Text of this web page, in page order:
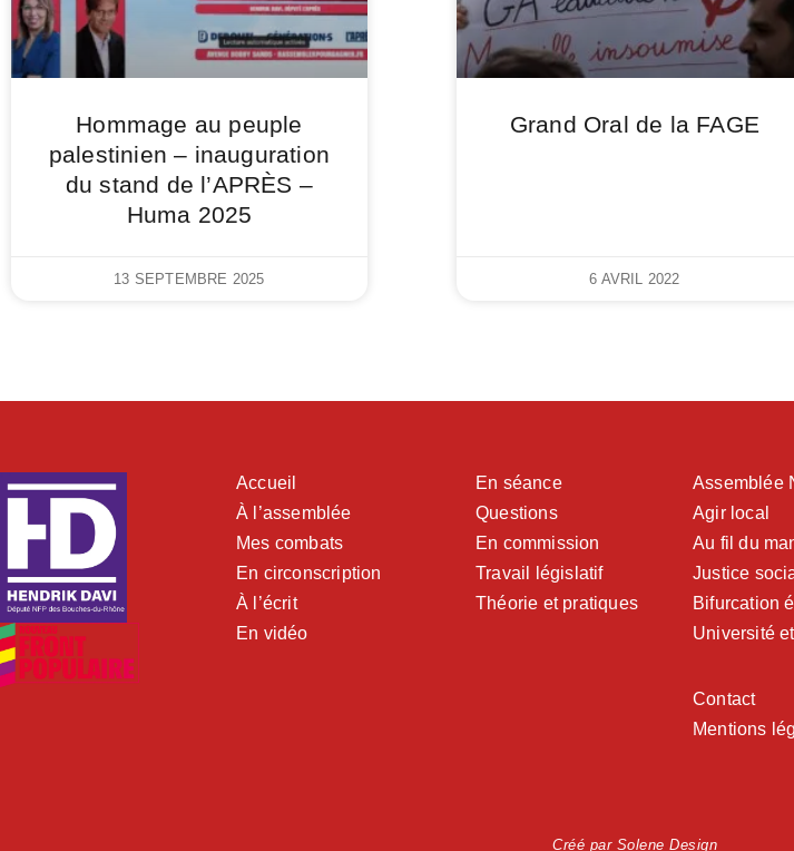
Hommage au peuple
palestinien – inauguration
du stand de l’APRÈS –
Huma 2025
13 SEPTEMBRE 2025
Grand Oral de la FAGE
6 AVRIL 2022
Accueil
À l’assemblée
Mes combats
En circonscription
À l’écrit
En vidéo
En séance
Questions
En commission
Travail législatif
Théorie et pratiques
Assemblée
Agir local
Au fil du
Justice
Bifurcation
Université
Contact
Mentions
Créé par Solene Design